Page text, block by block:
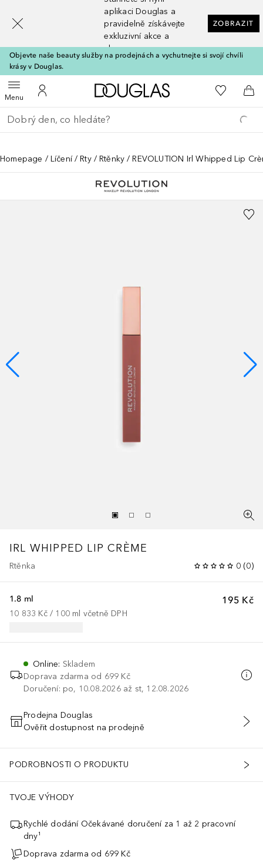
aplikaci Douglas a
pravidelně získávejte
exkluzivní akce a
slevy
ZOBRAZIT
Objevte naše beauty služby na prodejnách a vychutnejte si svojí chvíli
krásy v Douglas.
MenuOtevřít menuK mému účtu
Domů K mému
Do
Vraťte se
Proveďte vyhledávání
Homepage Líčení Rty Rtěnky REVOLUTION Irl Whipped Lip
IRL WHIPPED LIP CRÈME
Rtěnka 0 (0)
195 Kč
1.8 ml
10 833 Kč / 100 ml včetně DPH
Online: Skladem
Doprava zdarma od 699 Kč
Doručení: po, 10.08.2026 až st, 12.08.2026
PŘIDAT DO KOŠÍKU
Prodejna Douglas
Ověřit dostupnost na prodejně
PODROBNOSTI O PRODUKTU
TVOJE VÝHODY
Rychlé dodání Očekávané doručení za 1 až 2 pracovní
dny¹
Doprava zdarma od 699 Kč
[navigation.slideout.screenreader]